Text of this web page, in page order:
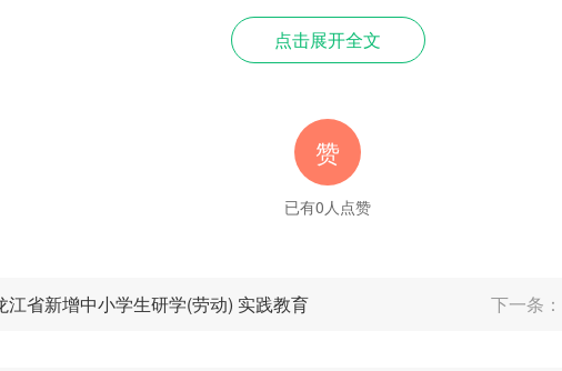
点击展开全文
赞
已有0人点赞
江省新增中小学生研学(劳动) 实践教育 下一条：